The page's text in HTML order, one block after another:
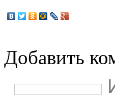
Добавить